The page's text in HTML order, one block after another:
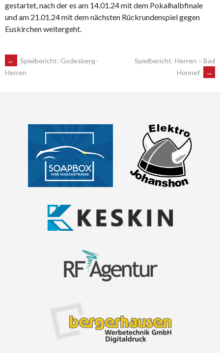
gestartet, nach der es am 14.01.24 mit dem Pokalhalbfinale
und am 21.01.24 mit dem nächsten Rückrundenspiel gegen
Euskirchen weitergeht.
POST
NAVIGATION
←
Spielbericht: Godesberg-
Herren
Spielbericht: Herren – Bad
Honnef
→